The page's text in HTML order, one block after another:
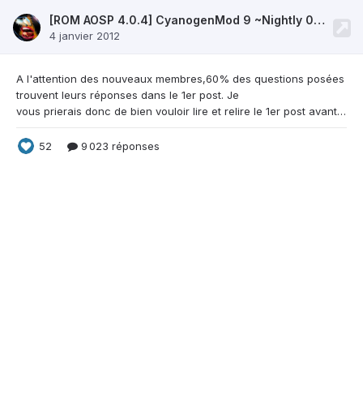
[ROM AOSP 4.0.4] CyanogenMod 9 ~Nightly 09/12~
4 janvier 2012
A l'attention des nouveaux membres,60% des questions posées
trouvent leurs réponses dans le 1er post. Je
vous prierais donc de bien vouloir lire et relire le 1er post avant de poser votre question sur ce topic. Merci de votre compréhension. -SCREENSHOTS- Merci à RM57380 -BUGS CONNUS- - pas de sortie TV. - pas de radio FM. - pas de NFC. - incompatible avec le I9100G. Source : Cliquez ici -CHANGELOGS- Nightly 09/12 :Adding HTC Doublesho
52 9 023 réponses